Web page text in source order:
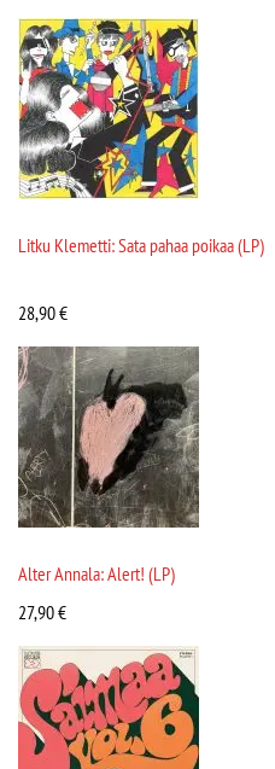
Litku Klemetti: Sata pahaa poikaa (LP)
28,90€
Alter Annala: Alert! (LP)
27,90€